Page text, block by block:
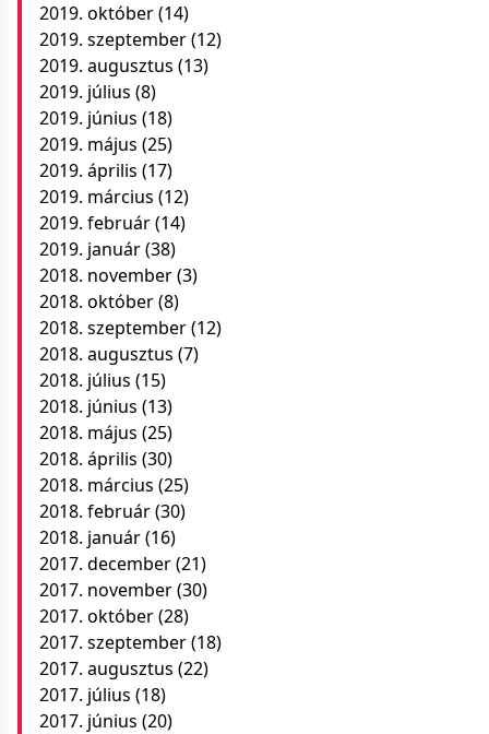
2019. október(14)
2019. szeptember(12)
2019. augusztus (13)
2019. július (8)
2019. június (18)
2019. május (25)
2019. április (17)
2019. március (12)
2019. február(14)
2019. január(38)
2018. november(3)
2018. október(8)
2018. szeptember(12)
2018. augusztus (7)
2018. július (15)
2018. június (13)
2018. május (25)
2018. április (30)
2018. március (25)
2018. február(30)
2018. január(16)
2017. december(21)
2017. november(30)
2017. október(28)
2017. szeptember(18)
2017. augusztus (22)
2017. július (18)
2017. június (20)